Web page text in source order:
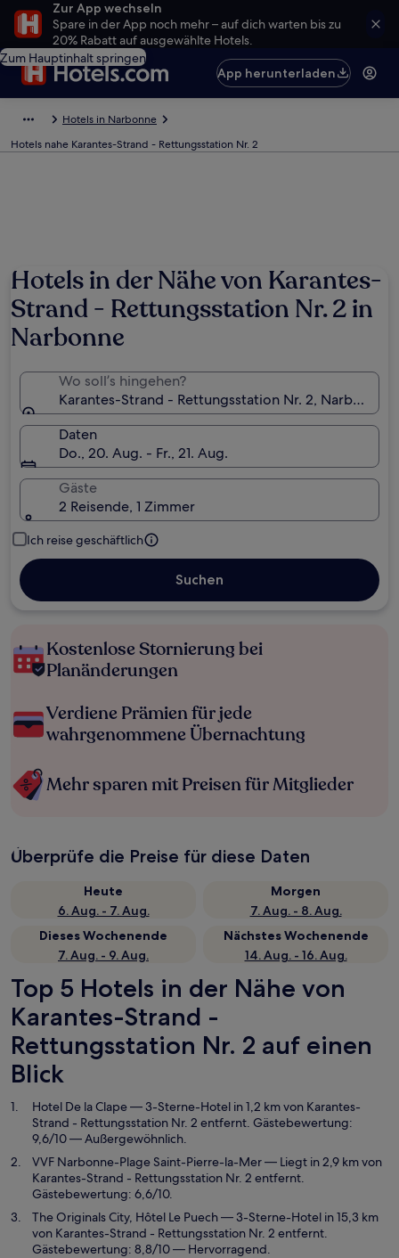
Zur App wechseln
Spare in der App noch mehr – auf dich warten bis zu
20% Rabatt auf ausgewählte Hotels.
Zum Hauptinhalt springen
App herunterladen
Hotels in Narbonne
Hotels nahe Karantes-Strand - Rettungsstation Nr. 2
Hotels in der Nähe von Karantes-
Strand - Rettungsstation Nr. 2 in
Narbonne
Wo soll’s hingehen?
Karantes-Strand - Rettungsstation Nr. 2, Narbonne,
Daten
Do., 20. Aug. - Fr., 21. Aug.
Gäste
2 Reisende, 1 Zimmer
Ich reise geschäftlich
Suchen
Kostenlose Stornierung bei
Planänderungen
Verdiene Prämien für jede
wahrgenommene Übernachtung
Mehr sparen mit Preisen für Mitglieder
Überprüfe die Preise für diese Daten
Heute
6. Aug. - 7. Aug.
Morgen
7. Aug. - 8. Aug.
Dieses Wochenende
7. Aug. - 9. Aug.
Nächstes Wochenende
14. Aug. - 16. Aug.
Top 5 Hotels in der Nähe von
Karantes-Strand -
Rettungsstation Nr. 2 auf einen
Blick
Hotel De la Clape— 3-Sterne-Hotel in 1,2 km von Karantes-
Strand - Rettungsstation Nr. 2 entfernt. Gästebewertung:
9,6/10 — Außergewöhnlich.
VVF Narbonne-Plage Saint-Pierre-la-Mer— Liegt in 2,9 km von
Karantes-Strand - Rettungsstation Nr. 2 entfernt.
Gästebewertung: 6,6/10.
The Originals City, Hôtel Le Puech— 3-Sterne-Hotel in 15,3 km
von Karantes-Strand - Rettungsstation Nr. 2 entfernt.
Gästebewertung: 8,8/10 — Hervorragend.